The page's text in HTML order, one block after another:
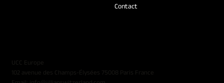
UCC Europe
102 avenue des Champs-Élysées 75008 Paris France
Contact